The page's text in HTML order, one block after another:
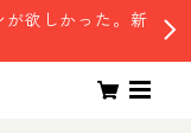
が欲しかった。新